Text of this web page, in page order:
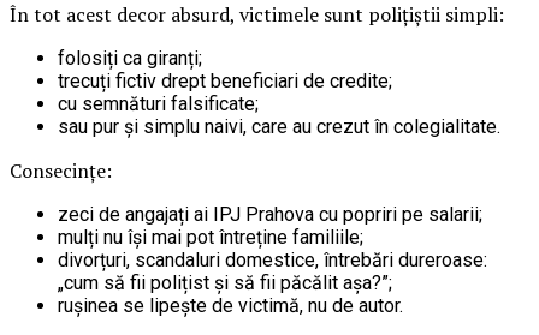
În tot acest decor absurd, victimele sunt polițiștii simpli:
folosiți ca giranți;
trecuți fictiv drept beneficiari de credite;
cu semnături falsificate;
sau pur și simplu naivi, care au crezut în colegialitate.
Consecințe:
zeci de angajați ai IPJ Prahova cu popriri pe salarii;
mulți nu își mai pot întreține familiile;
divorțuri, scandaluri domestice, întrebări dureroase:
„cum să fii polițist și să fii păcălit așa?”;
rușinea se lipește de victimă, nu de autor.